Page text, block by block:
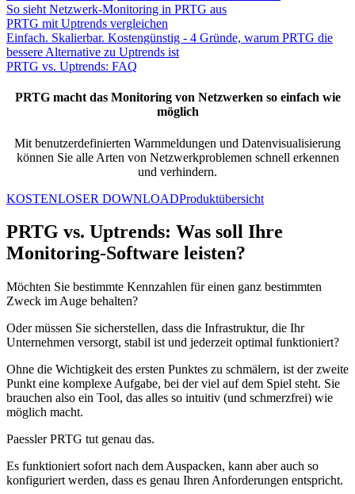
So sieht Netzwerk-Monitoring in PRTG aus
PRTG mit Uptrends vergleichen
Einfach. Skalierbar. Kostengünstig - 4 Gründe, warum PRTG die
bessere Alternative zu Uptrends ist
PRTG vs. Uptrends: FAQ
PRTG macht das Monitoring von Netzwerken so einfach wie
möglich
Mit benutzerdefinierten Warnmeldungen und Datenvisualisierung
können Sie alle Arten von Netzwerkproblemen schnell erkennen
und verhindern.
KOSTENLOSER DOWNLOADProduktübersicht
PRTG vs. Uptrends: Was soll Ihre
Monitoring-Software leisten?
Möchten Sie bestimmte Kennzahlen für einen ganz bestimmten
Zweck im Auge behalten?
Oder müssen Sie sicherstellen, dass die Infrastruktur, die Ihr
Unternehmen versorgt, stabil ist und jederzeit optimal funktioniert?
Ohne die Wichtigkeit des ersten Punktes zu schmälern, ist der zweite
Punkt eine komplexe Aufgabe, bei der viel auf dem Spiel steht. Sie
brauchen also ein Tool, das alles so intuitiv (und schmerzfrei) wie
möglich macht.
Paessler PRTG tut genau das.
Es funktioniert sofort nach dem Auspacken, kann aber auch so
konfiguriert werden, dass es genau Ihren Anforderungen entspricht.